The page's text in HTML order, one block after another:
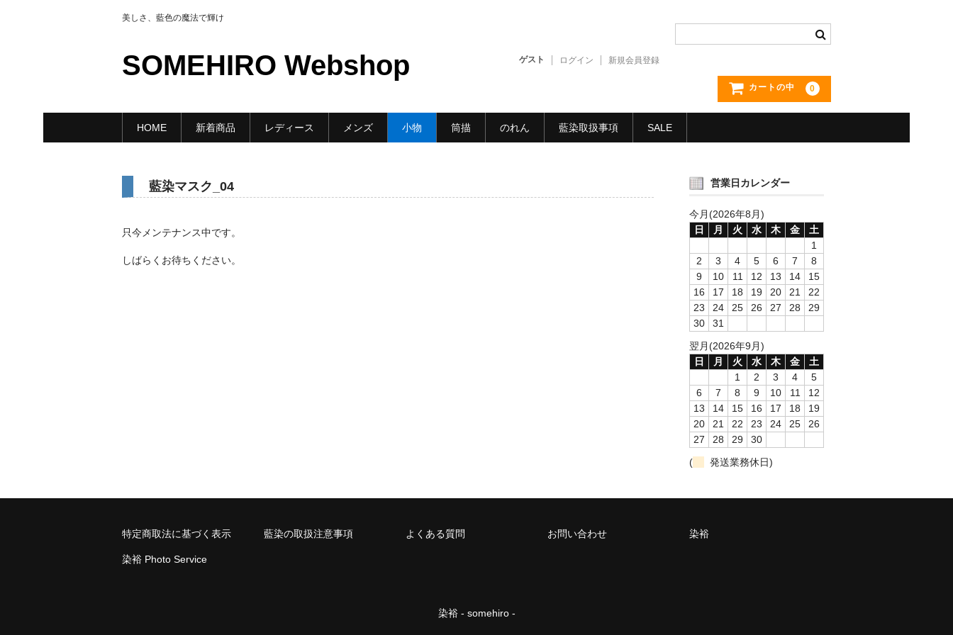
美しさ、藍色の魔法で輝け
SOMEHIRO Webshop ゲスト ログイン 新規会員登録
カートの中 0
HOME 新着商品 レディース メンズ 小物 筒描 のれん 藍染取扱事項 SALE
藍染マスク_04
只今メンテナンス中です。
しばらくお待ちください。
営業日カレンダー
今月(2026年8月)
日
月 火 水 木 金
土
1
2
3 4 5 6 7
8
9
10 11 12 13 14
15
16
17 18 19 20 21
22
23
24 25 26 27 28
29
30
31
翌月(2026年9月)
日
月 火 水 木 金
土
1
2 3 4
5
6
7 8 9 10 11
12
13
14 15 16 17 18
19
20
21 22 23 24 25
26
27
28 29
30
(
発送業務休日)
特定商取法に基づく表示 藍染の取扱注意事項 よくある質問 お問い合わせ 染裕
染裕 Photo Service
染裕 - somehiro -